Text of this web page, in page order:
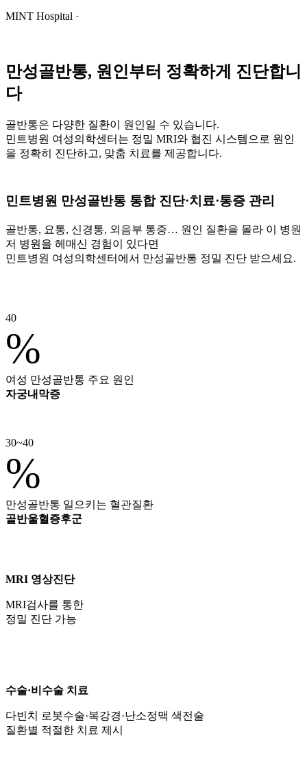
MINT Hospital ·
만성골반통, 원인부터 정확하게 진단합니
다
골반통은 다양한 질환이 원인일 수 있습니다.
민트병원 여성의학센터는 정밀 MRI와 협진 시스템으로 원인
을 정확히 진단하고, 맞춤 치료를 제공합니다.
민트병원 만성골반통 통합 진단·치료·통증 관리
골반통, 요통, 신경통, 외음부 통증… 원인 질환을 몰라 이 병원
저 병원을 헤매신 경험이 있다면
민트병원 여성의학센터에서 만성골반통 정밀 진단 받으세요.
40
%
여성 만성골반통 주요 원인
자궁내막증
30~40
%
만성골반통 일으키는 혈관질환
골반울혈증후군
MRI 영상진단
MRI검사를 통한
정밀 진단 가능
수술·비수술 치료
다빈치 로봇수술·복강경·난소정맥 색전술
질환별 적절한 치료 제시